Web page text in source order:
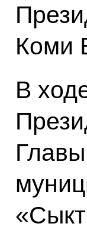
Коми
В